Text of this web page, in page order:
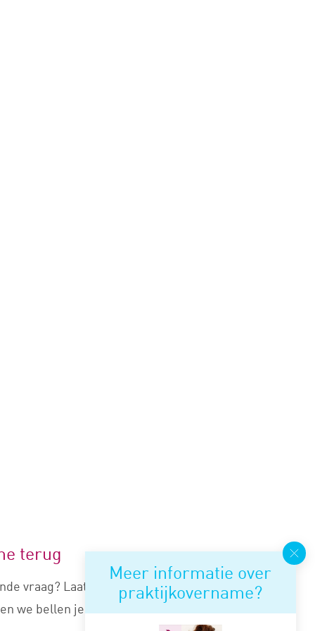
Meer informatie over
praktijkovername?
terug
vraag? Laat je nummer
we bellen je snel terug.